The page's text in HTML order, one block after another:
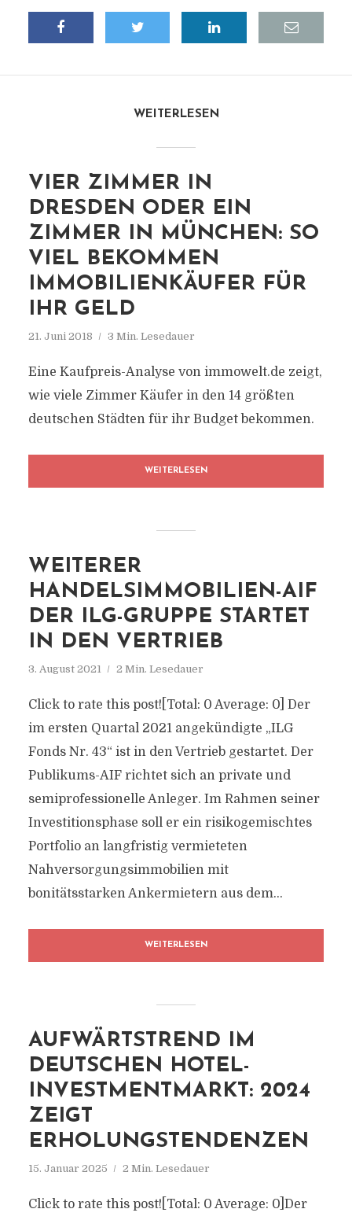
WEITERLESEN
VIER ZIMMER IN
DRESDEN ODER EIN
ZIMMER IN MÜNCHEN: SO
VIEL BEKOMMEN
IMMOBILIENKÄUFER FÜR
IHR GELD
21. Juni 2018 3 Min. Lesedauer
Eine Kaufpreis-Analyse von immowelt.de zeigt,
wie viele Zimmer Käufer in den 14 größten
deutschen Städten für ihr Budget bekommen.
WEITERLESEN
WEITERER
HANDELSIMMOBILIEN-AIF
DER ILG-GRUPPE STARTET
IN DEN VERTRIEB
3. August 2021 2 Min. Lesedauer
Click to rate this post![Total: 0 Average: 0] Der
im ersten Quartal 2021 angekündigte „ILG
Fonds Nr. 43“ ist in den Vertrieb gestartet. Der
Publikums-AIF richtet sich an private und
semiprofessionelle Anleger. Im Rahmen seiner
Investitionsphase soll er ein risikogemischtes
Portfolio an langfristig vermieteten
Nahversorgungsimmobilien mit
bonitätsstarken Ankermietern aus dem...
WEITERLESEN
AUFWÄRTSTREND IM
DEUTSCHEN HOTEL-
INVESTMENTMARKT: 2024
ZEIGT
ERHOLUNGSTENDENZEN
15. Januar 2025 2 Min. Lesedauer
Click to rate this post![Total: 0 Average: 0]Der